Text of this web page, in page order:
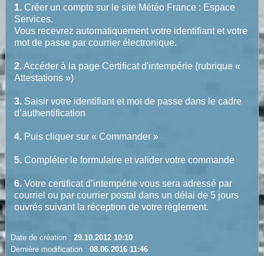
1.Créer un compte sur le site Météo France : Espace
Services.
Vous recevrez automatiquement votre identifiant et votre
mot de passe par courrier électronique.
2.Accéder à la page Certificat d'intempérie (rubrique «
Attestations »)
3.Saisir votre identifiant et mot de passe dans le cadre
d’authentification
4.Puis cliquer sur « Commander »
5.Compléter le formulaire et valider votre commande
6.Votre certificat d’intempérie vous sera adressé par
courriel ou par courrier postal dans un délai de 5 jours
ouvrés suivant la réception de votre règlement.
Date de création : 29.10.2012 10:10
Dernière modification : 08.06.2016 11:46